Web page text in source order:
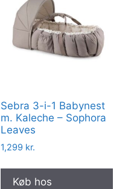
Sebra 3-i-1 Babynest
m. Kaleche – Sophora
Leaves
1,299 kr.
Køb hos